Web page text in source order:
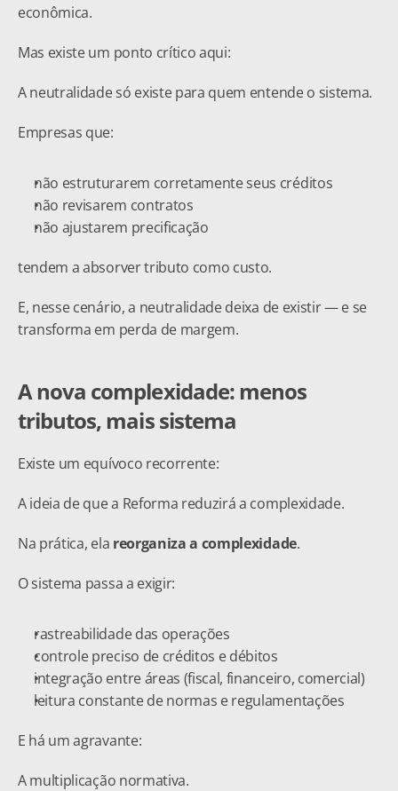
econômica.
Mas existe um ponto crítico aqui:
A neutralidade só existe para quem entende o sistema.
Empresas que:
não estruturarem corretamente seus créditos
não revisarem contratos
não ajustarem precificação
tendem a absorver tributo como custo.
E, nesse cenário, a neutralidade deixa de existir — e se
transforma em perda de margem.
A nova complexidade: menos
tributos, mais sistema
Existe um equívoco recorrente:
A ideia de que a Reforma reduzirá a complexidade.
Na prática, ela reorganiza a complexidade.
O sistema passa a exigir:
rastreabilidade das operações
controle preciso de créditos e débitos
integração entre áreas (fiscal, financeiro, comercial)
leitura constante de normas e regulamentações
E há um agravante:
A multiplicação normativa.